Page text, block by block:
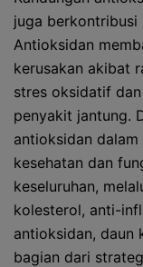
juga berkontribusi
Antioksidan
kerusakan akibat
stres oksidatif
penyakit jantung.
antioksidan
kesehatan dan
keseluruhan,
kolesterol, anti-
antioksidan, daun
bagian dari